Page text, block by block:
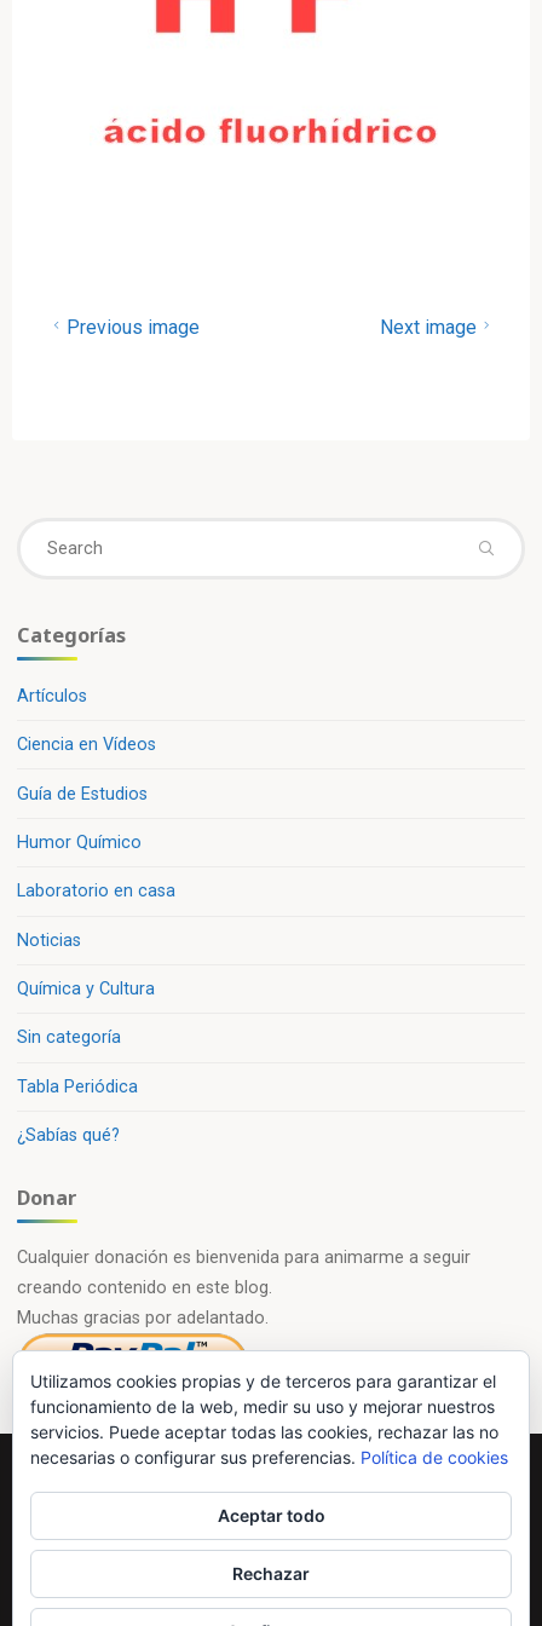
Previous image Next image
Categorías
Artículos
Ciencia en Vídeos
Guía de Estudios
Humor Químico
Laboratorio en casa
Noticias
Química y Cultura
Sin categoría
Tabla Periódica
¿Sabías qué?
Donar
Cualquier donación es bienvenida para animarme a seguir
creando contenido en este blog.
Muchas gracias por adelantado.
©2026 Química en casa.com
Utilizamos cookies propias y de terceros para garantizar el
funcionamiento de la web, medir su uso y mejorar nuestros
servicios. Puede aceptar todas las cookies, rechazar las no
necesarias o configurar sus preferencias. Política de cookies
Aceptar todo
Rechazar